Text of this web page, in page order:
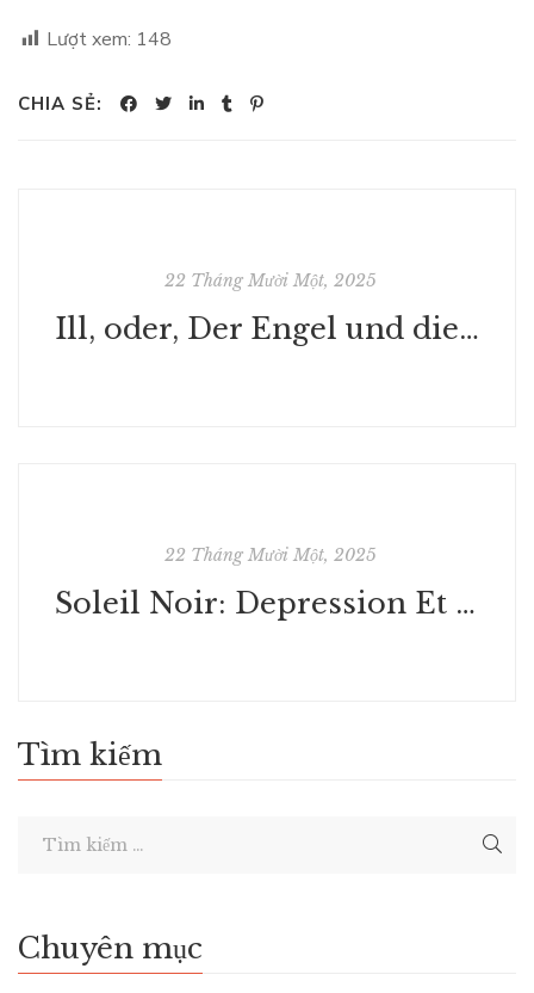
Lượt xem: 148
CHIA SẺ:
22 Tháng Mười Một, 2025
Ill, oder, Der Engel und die Philosophen: Roman : (Deutsch)
22 Tháng Mười Một, 2025
Soleil Noir: Depression Et Melancholie | [PDF]
Tìm kiếm
Chuyên mục